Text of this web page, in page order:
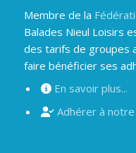
Membre de la
Balades Nieul Loisirs
des tarifs de groupes
faire bénéficier ses
En savoir plus...
Adhérer à